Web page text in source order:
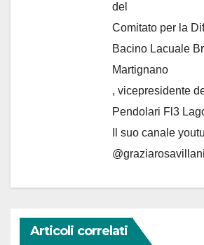
del
Comitato per la
Bacino Lacuale
Martignano
, vicepresidente
Pendolari Fl3
Il suo canale
Articoli correlati